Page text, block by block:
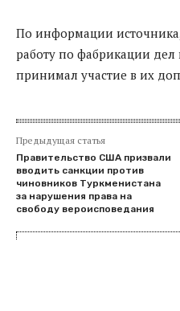
По информации
работу по фабрикации дел
принимал участие в их
Предыдущая статья
Правительство США призвали
вводить санкции против
чиновников Туркменистана
за нарушения права на
свободу вероисповедания